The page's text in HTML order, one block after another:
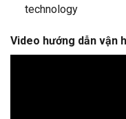
technology
Video hướng dẫn vận